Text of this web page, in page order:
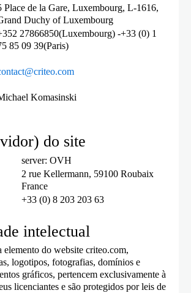
Place de la Gare, Luxembourg, L-1616,
Duchy of Luxembourg
27866850(Luxembourg) -+33 (0) 1
85 09 39(Paris)
Komasinski
do site
server: OVH
2 rue Kellermann, 59100 Roubaix
France
+33 (0) 8 203 203 63
intelectual
elemento do website criteo.com,
logotipos, fotografias, domínios e
gráficos, pertencem exclusivamente à
licenciantes e são protegidos por leis de